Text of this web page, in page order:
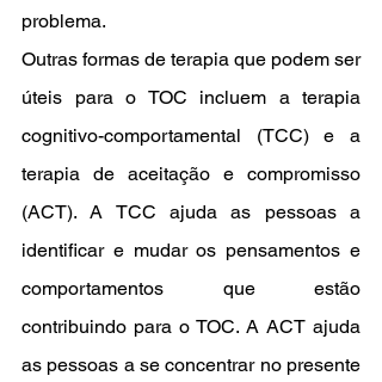
problema.
Outras formas de terapia que podem ser
úteis para o TOC incluem a terapia
cognitivo-comportamental (TCC) e a
terapia de aceitação e compromisso
(ACT). A TCC ajuda as pessoas a
identificar e mudar os pensamentos e
comportamentos que estão
contribuindo para o TOC. A ACT ajuda
as pessoas a se concentrar no presente